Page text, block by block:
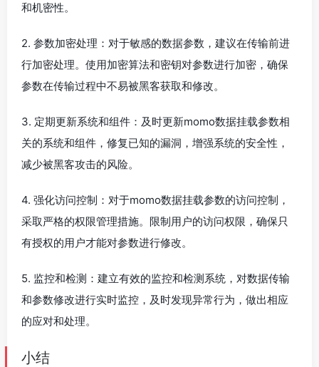
和机密性。
2. 参数加密处理：对于敏感的数据参数，建议在传输前进
行加密处理。使用加密算法和密钥对参数进行加密，确保
参数在传输过程中不易被黑客获取和修改。
3. 定期更新系统和组件：及时更新momo数据挂载参数相
关的系统和组件，修复已知的漏洞，增强系统的安全性，
减少被黑客攻击的风险。
4. 强化访问控制：对于momo数据挂载参数的访问控制，
采取严格的权限管理措施。限制用户的访问权限，确保只
有授权的用户才能对参数进行修改。
5. 监控和检测：建立有效的监控和检测系统，对数据传输
和参数修改进行实时监控，及时发现异常行为，做出相应
的应对和处理。
小结